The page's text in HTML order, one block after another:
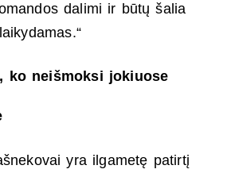
dalimi ir būtų šalia
ko neišmoksi jokiuose
yra ilgametę patirtį